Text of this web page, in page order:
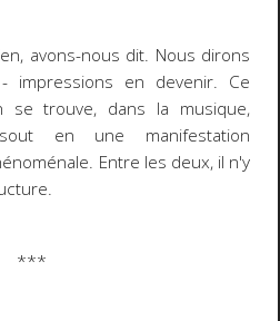
avons-nous dit. Nous dirons
- impressions en devenir. Ce
se trouve, dans la musique,
en une manifestation
Entre les deux, il n'y
***